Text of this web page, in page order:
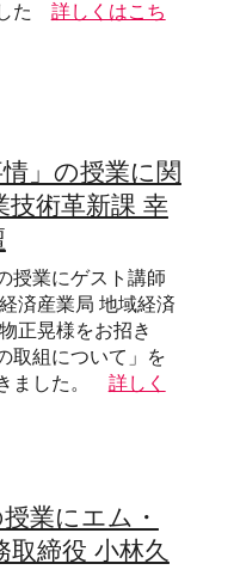
た
詳しくはこち
情」の授業に関
技術革新課 幸
授業にゲスト講師
済産業局 地域経済
正晃様をお招き
取組について」を
ました。
詳しく
業にエム・
締役 小林久